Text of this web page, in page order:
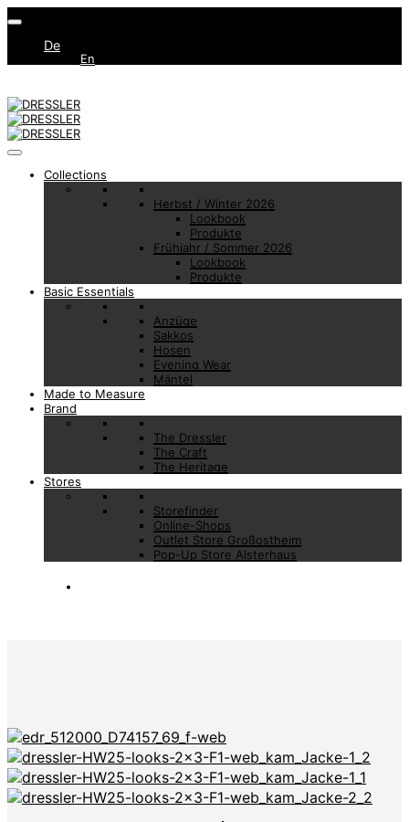
De
En
Collections
Herbst / Winter 2026
Lookbook
Produkte
Frühjahr / Sommer 2026
Lookbook
Produkte
Basic Essentials
Anzüge
Sakkos
Hosen
Evening Wear
Mäntel
Made to Measure
Brand
The Dressler
The Craft
The Heritage
Stores
Storefinder
Online-Shops
Outlet Store Großostheim
Pop-Up Store Alsterhaus